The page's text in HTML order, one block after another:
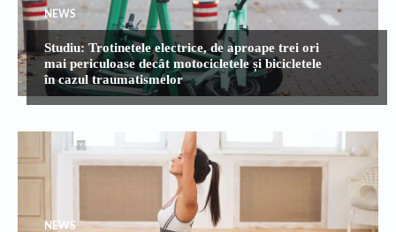
NEWS
Studiu: Trotinetele electrice, de aproape trei ori
mai periculoase decât motocicletele și bicicletele
în cazul traumatismelor
NEWS